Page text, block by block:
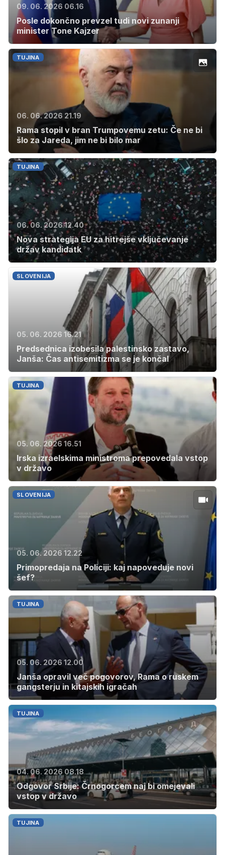
09. 06. 2026 06.16
Posle dokončno prevzel tudi novi zunanji
minister Tone Kajzer
TUJINA
06. 06. 2026 21.19
Rama stopil v bran Trumpovemu zetu: Če ne bi
šlo za Jareda, jim ne bi bilo mar
TUJINA
06. 06. 2026 12.40
Nova strategija EU za hitrejše vključevanje
držav kandidatk
SLOVENIJA
05. 06. 2026 16.21
Predsednica izobesila palestinsko zastavo,
Janša: Čas antisemitizma se je končal
TUJINA
05. 06. 2026 16.51
Irska izraelskima ministroma prepovedala vstop
v državo
SLOVENIJA
05. 06. 2026 12.22
Primopredaja na Policiji: kaj napoveduje novi
šef?
TUJINA
05. 06. 2026 12.00
Janša opravil več pogovorov, Rama o ruskem
gangsterju in kitajskih igračah
TUJINA
04. 06. 2026 08.18
Odgovor Srbije: Črnogorcem naj bi omejevali
vstop v državo
TUJINA